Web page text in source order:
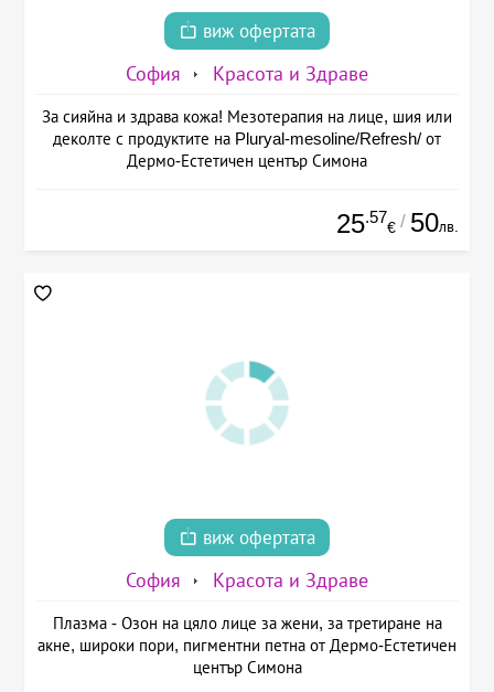
виж офертата
София Красота и Здраве
За сияйна и здрава кожа! Мезотерапия на лице, шия или
деколте с продуктите на Pluryal-mesoline/Refresh/ от
Дермо-Естетичен център Симона
25.57
€ / 50лв.
виж офертата
София Красота и Здраве
Плазма - Озон на цяло лице за жени, за третиране на
акне, широки пори, пигментни петна от Дермо-Естетичен
център Симона